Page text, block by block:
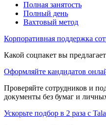
Полная занятость
Полный день
Вахтовый метод
Корпоративная поддержка
Какой соцпакет вы
Оформляйте кандидатов
Проверяйте сотрудников и
документы без бумаг и
Ускорьте подбор в 2 раза с